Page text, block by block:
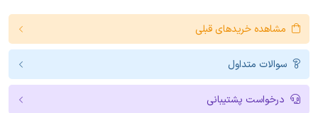
مشاهده خریدهای قبلی
سوالات متداول
درخواست پشتیبانی